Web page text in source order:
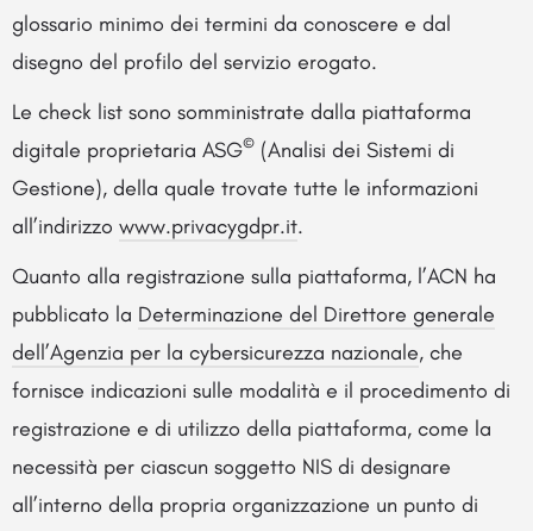
glossario minimo dei termini da conoscere e dal
disegno del profilo del servizio erogato.
Le check list sono somministrate dalla piattaforma
digitale proprietaria ASG© (Analisi dei Sistemi di
Gestione), della quale trovate tutte le informazioni
all’indirizzo www.privacygdpr.it.
Quanto alla registrazione sulla piattaforma, l’ACN ha
pubblicato la Determinazione del Direttore generale
dell’Agenzia per la cybersicurezza nazionale, che
fornisce indicazioni sulle modalità e il procedimento di
registrazione e di utilizzo della piattaforma, come la
necessità per ciascun soggetto NIS di designare
all’interno della propria organizzazione un punto di